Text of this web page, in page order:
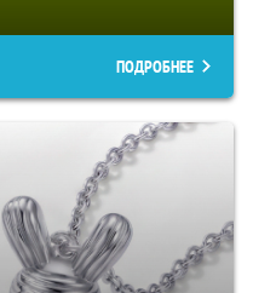
ПОДРОБНЕЕ